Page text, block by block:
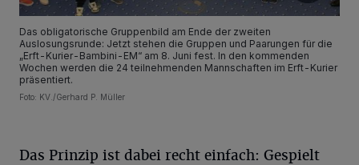
Das obligatorische Gruppenbild am Ende der zweiten
Auslosungsrunde: Jetzt stehen die Gruppen und Paarungen für die
„Erft-Kurier-Bambini-EM“ am 8. Juni fest. In den kommenden
Wochen werden die 24 teilnehmenden Mannschaften im Erft-Kurier
präsentiert.
Foto: KV./Gerhard P. Müller
Das Prinzip ist dabei recht einfach: Gespielt